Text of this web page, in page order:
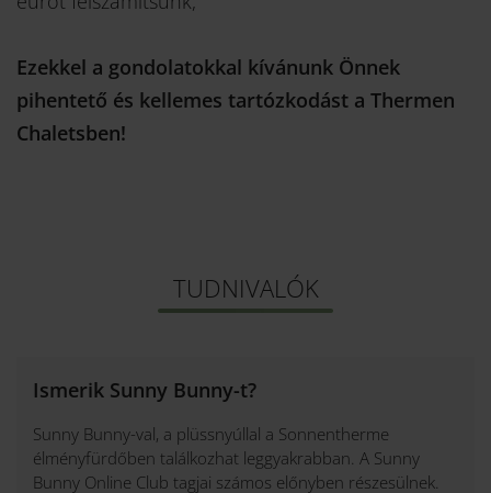
Ezekkel a gondolatokkal kívánunk Önnek
pihentető és kellemes tartózkodást a Thermen
Chaletsben!
TUDNIVALÓK
Ismerik Sunny Bunny-t?
Sunny Bunny-val, a plüssnyúllal a Sonnentherme
élményfürdőben találkozhat leggyakrabban. A Sunny
Bunny Online Club tagjai számos előnyben részesülnek.